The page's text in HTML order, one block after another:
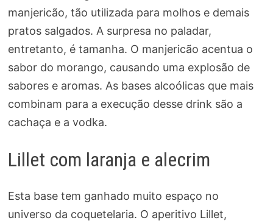
manjericão, tão utilizada para molhos e demais
pratos salgados. A surpresa no paladar,
entretanto, é tamanha. O manjericão acentua o
sabor do morango, causando uma explosão de
sabores e aromas. As bases alcoólicas que mais
combinam para a execução desse drink são a
cachaça e a vodka.
Lillet com laranja e alecrim
Esta base tem ganhado muito espaço no
universo da coquetelaria. O aperitivo Lillet,